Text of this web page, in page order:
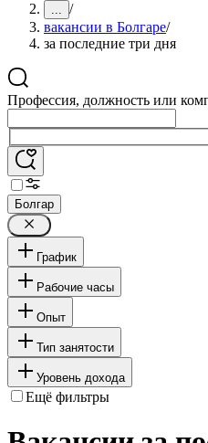
... /
вакансии в Болгаре/
за последние три дня
Профессия, должность или
Болгар
График
Рабочие часы
Опыт
Тип занятости
Уровень дохода
Ещё фильтры